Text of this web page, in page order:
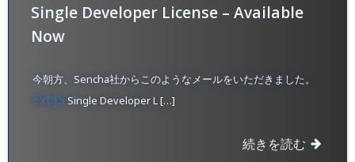
Single Developer License – Available
Now
今朝方、Sencha社からこのようなメールをいただきました。
Ext JS Single Developer L […]
続きを読む